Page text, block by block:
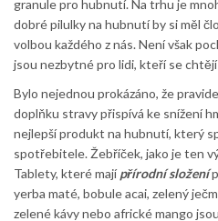
granule pro hubnutí. Na trhu je
dobré pilulky na hubnutí by si měl
volbou každého z nás. Není však
jsou nezbytné pro lidi, kteří se
Bylo nejednou prokázáno, že
doplňku stravy přispívá ke snížení
nejlepší produkt na hubnutí, který
spotřebitele. Žebříček, jako je ten
Tablety, které majípřírodní složení
yerba maté, bobule acai, zelený
zelené kávy nebo africké mango